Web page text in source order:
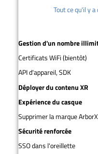
Tout ce qu'il y
Gestion d'un nombre
Certificats WiFi (bientôt)
API d'appareil, SDK
Déployer du contenu XR
Expérience du casque
Supprimer la marque
Sécurité renforcée
SSO dans l'oreillette